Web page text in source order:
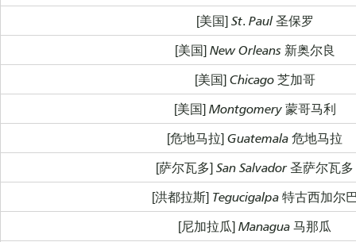
[美国] St. Paul 圣保罗
[美国] New Orleans 新奥尔良
[美国] Chicago 芝加哥
[美国] Montgomery 蒙哥马利
[危地马拉] Guatemala 危地马拉
[萨尔瓦多] San Salvador 圣萨尔瓦多
[洪都拉斯] Tegucigalpa 特古西加尔
[尼加拉瓜] Managua 马那瓜